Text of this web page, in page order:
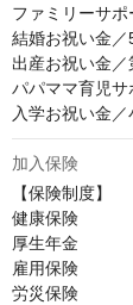
ファミリーサポ
結婚お祝い金／
出産お祝い金
パパママ育児
入学お祝い金
加入保険
【保険制度】
健康保険
厚生年金
雇用保険
労災保険